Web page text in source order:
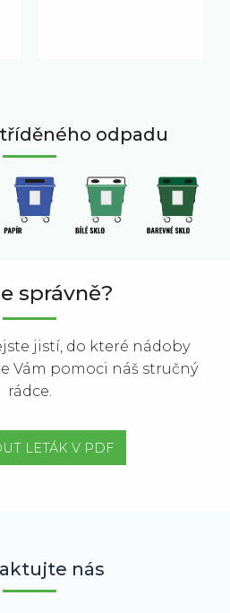
odpadu
správně?
jistí, do které nádoby
Vám pomoci náš stručný
rádce.
LETÁK V PDF
nás